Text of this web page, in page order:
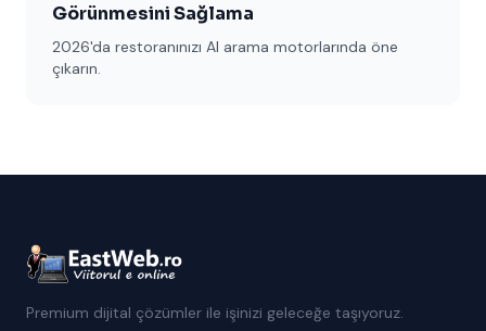
Görünmesini Sağlama
2026'da restoranınızı AI arama motorlarında öne
çıkarın.
Premium dijital çözümler ile işinizi geleceğe taşıyoruz.